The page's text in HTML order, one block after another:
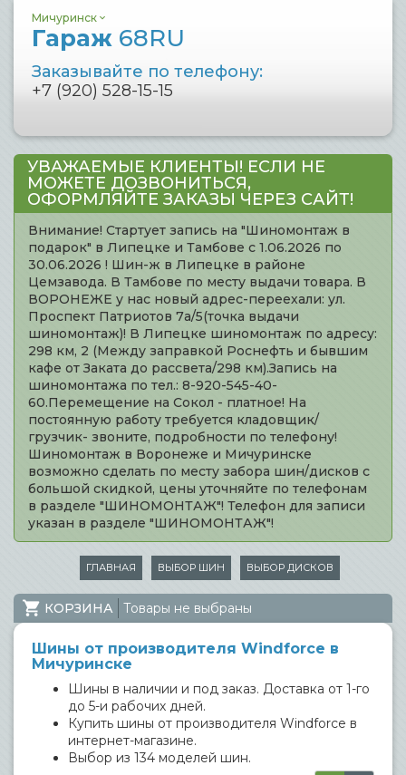
Мичуринск
Гараж 68RU
Заказывайте по телефону:
+7 (920) 528-15-15
УВАЖАЕМЫЕ КЛИЕНТЫ! ЕСЛИ НЕ
МОЖЕТЕ ДОЗВОНИТЬСЯ,
ОФОРМЛЯЙТЕ ЗАКАЗЫ ЧЕРЕЗ САЙТ!
Внимание! Стартует запись на "Шиномонтаж в
подарок" в Липецке и Тамбове с 1.06.2026 по
30.06.2026 ! Шин-ж в Липецке в районе
Цемзавода. В Тамбове по месту выдачи товара. В
ВОРОНЕЖЕ у нас новый адрес-переехали: ул.
Проспект Патриотов 7а/5(точка выдачи
шиномонтаж)! В Липецке шиномонтаж по адресу:
298 км, 2 (Между заправкой Роснефть и бывшим
кафе от Заката до рассвета/298 км).Запись на
шиномонтажа по тел.: 8-920-545-40-
60.Перемещение на Сокол - платное! На
постоянную работу требуется кладовщик/
грузчик- звоните, подробности по телефону!
Шиномонтаж в Воронеже и Мичуринске
возможно сделать по месту забора шин/дисков с
большой скидкой, цены уточняйте по телефонам
в разделе "ШИНОМОНТАЖ"! Телефон для записи
указан в разделе "ШИНОМОНТАЖ"!
ГЛАВНАЯ ВЫБОР ШИН ВЫБОР ДИСКОВ
КОРЗИНА Товары не выбраны
Шины от производителя Windforce в
Мичуринске
Шины в наличии и под заказ. Доставка от 1-го
до 5-и рабочих дней.
Купить шины от производителя Windforce в
интернет-магазине.
Выбор из 134 моделей шин.